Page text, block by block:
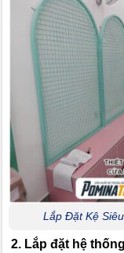
Lắp Đặt Kệ
2. Lắp đặt hệ